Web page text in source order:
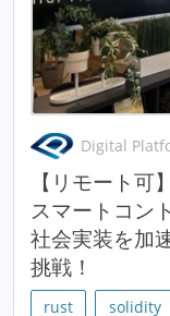
Digital
【リモート
スマートコン
社会実装を加
挑戦！
rust solidity